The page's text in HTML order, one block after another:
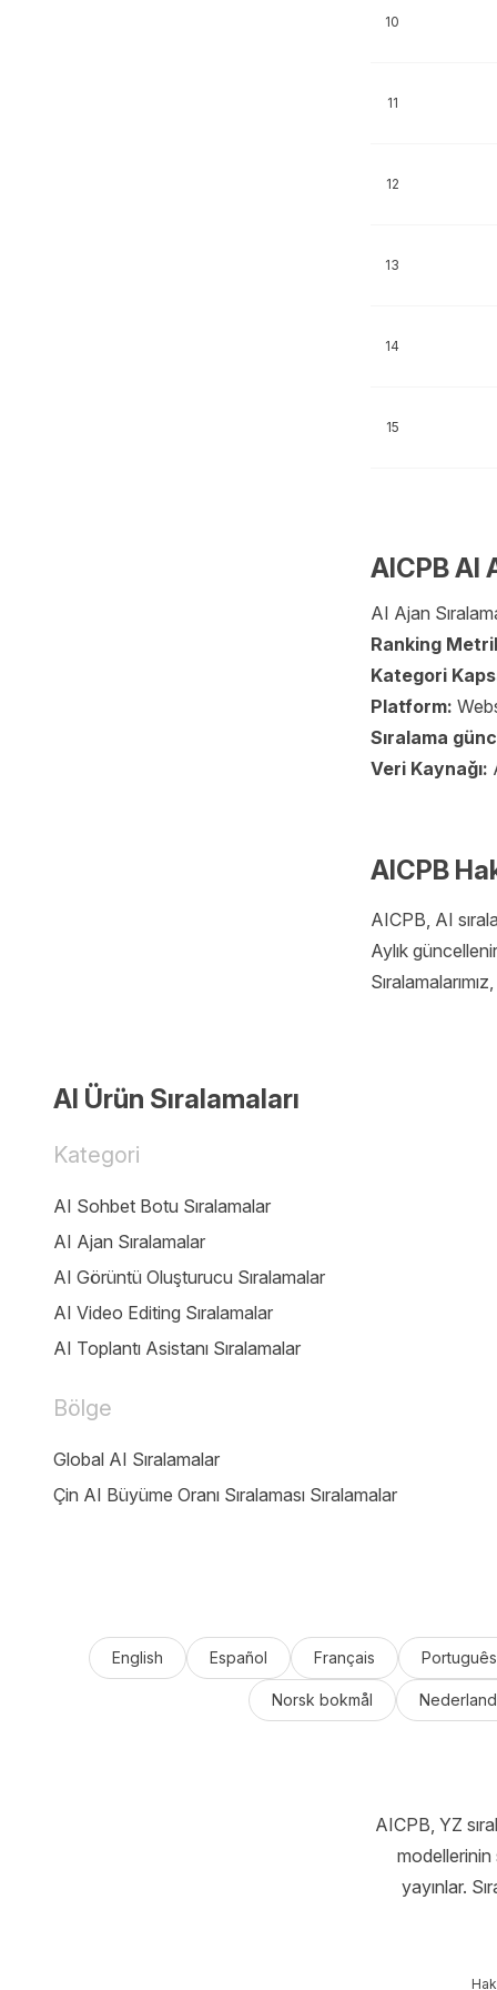
10
11
12
13
14
15
AICPB AI
AI Ajan
Ranking
Kategori
Platform:
Sıralama
Veri Kaynağı:
AICPB
AICPB, AI
Aylık
AI Ürün Sıralamaları
Kategori
AI Sohbet Botu Sıralamalar
AI Ajan Sıralamalar
AI Görüntü Oluşturucu Sıralamalar
AI Video Editing Sıralamalar
AI Toplantı Asistanı Sıralamalar
Bölge
Global AI Sıralamalar
Çin AI Büyüme Oranı Sıralaması Sıralamalar
English Español Français Português
Norsk bokmål
AICPB, YZ
modellerinin
yayınlar.